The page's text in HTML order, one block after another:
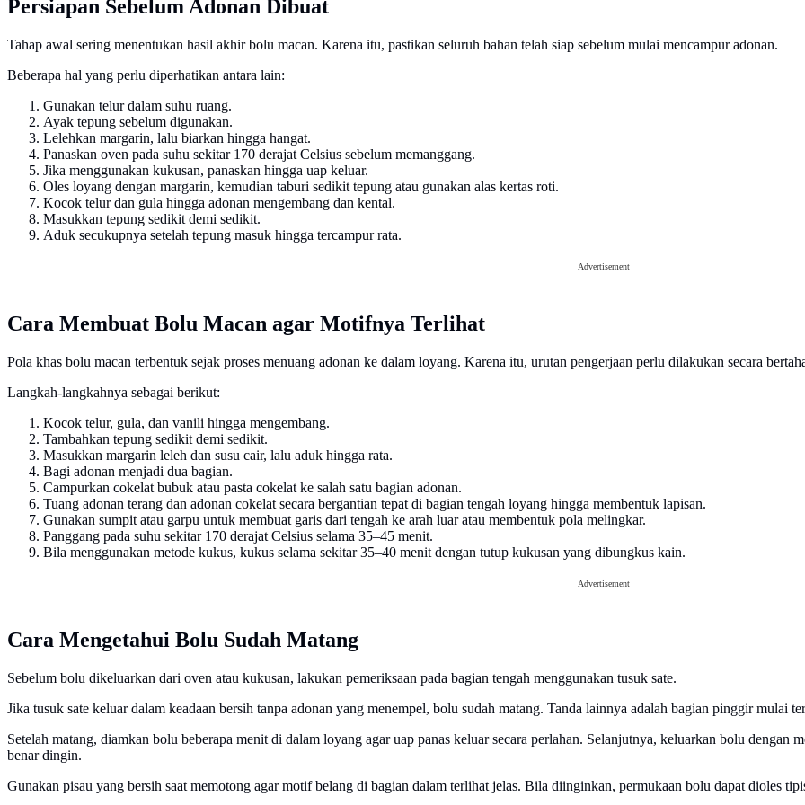
Persiapan Sebelum Adonan Dibuat
Tahap awal sering menentukan hasil akhir bolu macan. Karena itu, pastikan seluruh bahan telah siap sebelum mulai mencampur adonan.
Beberapa hal yang perlu diperhatikan antara lain:
Gunakan telur dalam suhu ruang.
Ayak tepung sebelum digunakan.
Lelehkan margarin, lalu biarkan hingga hangat.
Panaskan oven pada suhu sekitar 170 derajat Celsius sebelum memanggang.
Jika menggunakan kukusan, panaskan hingga uap keluar.
Oles loyang dengan margarin, kemudian taburi sedikit tepung atau gunakan alas kertas roti.
Kocok telur dan gula hingga adonan mengembang dan kental.
Masukkan tepung sedikit demi sedikit.
Aduk secukupnya setelah tepung masuk hingga tercampur rata.
Advertisement
Cara Membuat Bolu Macan agar Motifnya Terlihat
Pola khas bolu macan terbentuk sejak proses menuang adonan ke dalam loyang. Karena itu, urutan pengerjaan perlu dilakukan secara
Langkah-langkahnya sebagai berikut:
Kocok telur, gula, dan vanili hingga mengembang.
Tambahkan tepung sedikit demi sedikit.
Masukkan margarin leleh dan susu cair, lalu aduk hingga rata.
Bagi adonan menjadi dua bagian.
Campurkan cokelat bubuk atau pasta cokelat ke salah satu bagian adonan.
Tuang adonan terang dan adonan cokelat secara bergantian tepat di bagian tengah loyang hingga membentuk lapisan.
Gunakan sumpit atau garpu untuk membuat garis dari tengah ke arah luar atau membentuk pola melingkar.
Panggang pada suhu sekitar 170 derajat Celsius selama 35–45 menit.
Bila menggunakan metode kukus, kukus selama sekitar 35–40 menit dengan tutup kukusan yang dibungkus kain.
Advertisement
Cara Mengetahui Bolu Sudah Matang
Sebelum bolu dikeluarkan dari oven atau kukusan, lakukan pemeriksaan pada bagian tengah menggunakan tusuk sate.
Jika tusuk sate keluar dalam keadaan bersih tanpa adonan yang menempel, bolu sudah matang. Tanda lainnya adalah bagian pinggir mulai
Setelah matang, diamkan bolu beberapa menit di dalam loyang agar uap panas keluar secara perlahan. Selanjutnya, keluarkan bolu dengan
benar dingin.
Gunakan pisau yang bersih saat memotong agar motif belang di bagian dalam terlihat jelas. Bila diinginkan, permukaan bolu dapat dioles